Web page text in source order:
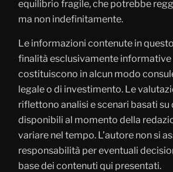
equilibrio fragile, che potrebbe
ma non indefinitamente.
Le informazioni contenute in
finalità esclusivamente informative
costituiscono in alcun modo
legale o di investimento. Le
riflettono analisi e scenari basati su
disponibili al momento della
variare nel tempo. L’autore non si
responsabilità per eventuali
base dei contenuti qui presentati.